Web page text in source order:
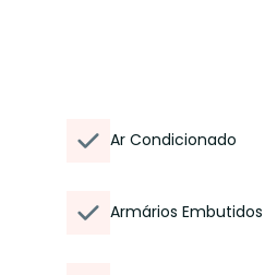
Ar Condicionado
Armários Embutidos